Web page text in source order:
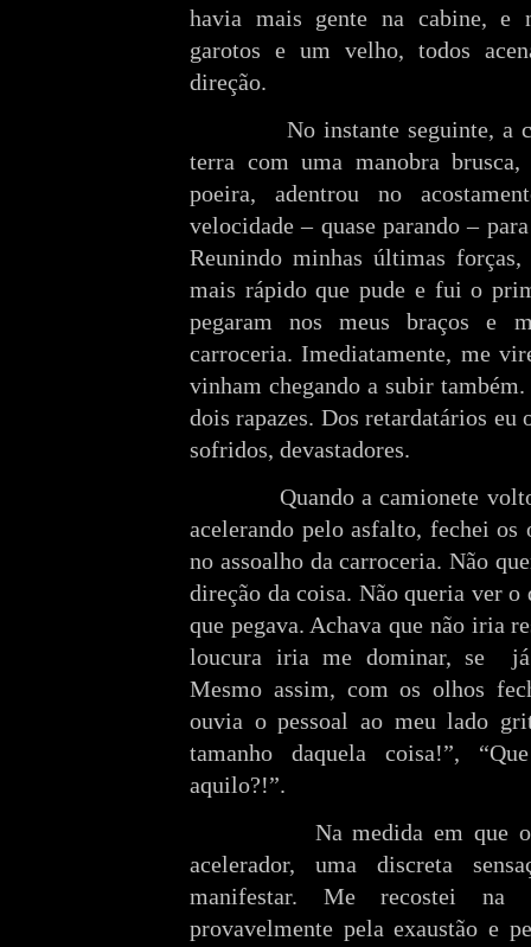
havia mais gente na cabine, e
garotos e um velho, todos
direção.
No instante seguinte, a
terra com uma manobra
poeira, adentrou no
velocidade – quase parando –
Reunindo minhas últimas
mais rápido que pude e fui o
pegaram nos meus braços e
carroceria. Imediatamente, me
vinham chegando a subir
dois rapazes. Dos retardatários eu
sofridos, devastadores.
Quando a camionete voltou
acelerando pelo asfalto, fechei
no assoalho da carroceria. Não
direção da coisa. Não queria ver o
que pegava. Achava que não iria
loucura iria me dominar, se
Mesmo assim, com os olhos
ouvia o pessoal ao meu lado
tamanho daquela coisa!”,
aquilo?!”.
Na medida em que o
acelerador, uma discreta
manifestar. Me recostei na
provavelmente pela exaustão e